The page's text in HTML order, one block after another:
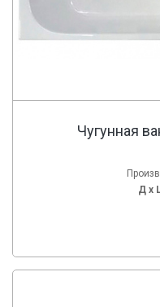
Чугунная
Д х